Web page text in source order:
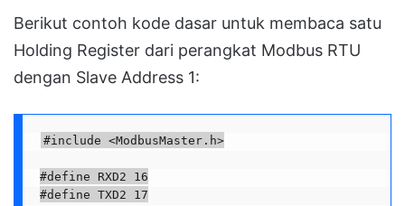
Berikut contoh kode dasar untuk membaca satu
Holding Register dari perangkat Modbus RTU
dengan Slave Address 1:
#include <ModbusMaster.h>
#define RXD2 16
#define TXD2 17